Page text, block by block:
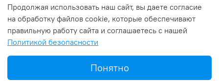
+7(977) 633-00-30
info@raribrick.ru
г. Москва, Перерва ул., 52, стр. 1
Продолжая использовать наш сайт, вы даете согласие
на обработку файлов cookie, которые обеспечивают
правильную работу сайта и соглашаетесь с нашей
Политикой безопасности
Понятно